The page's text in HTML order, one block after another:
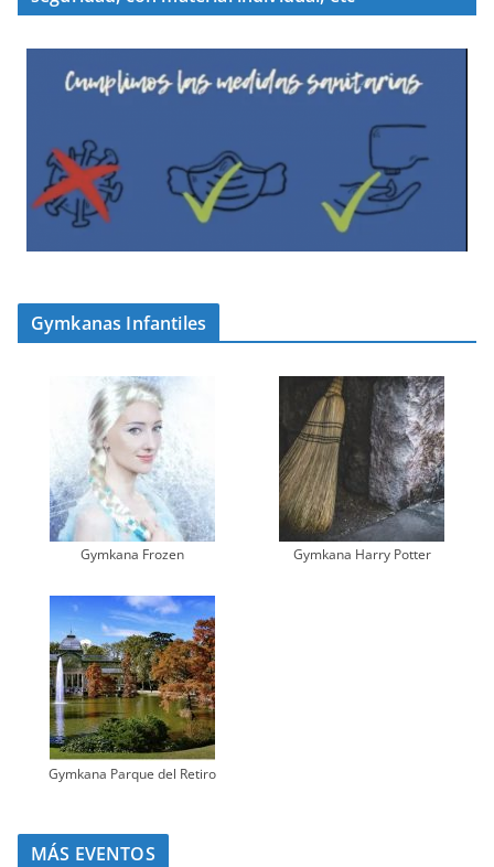
Gymkanas Infantiles
Gymkana Frozen Gymkana Harry Potter
Gymkana Parque del Retiro
MÁS EVENTOS